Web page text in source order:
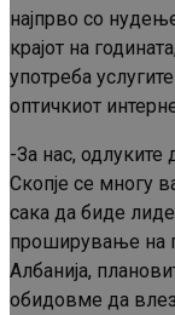
најпрво со
крајот на
употреба
оптичкиот
-За нас,
Скопје се многу
сака да биде
проширување на
Албанија,
обидовме да